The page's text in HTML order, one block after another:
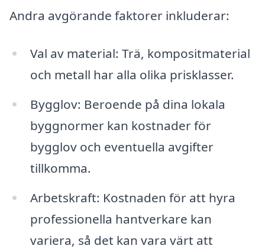
Andra avgörande faktorer inkluderar:
Val av material: Trä, kompositmaterial
och metall har alla olika prisklasser.
Bygglov: Beroende på dina lokala
byggnormer kan kostnader för
bygglov och eventuella avgifter
tillkomma.
Arbetskraft: Kostnaden för att hyra
professionella hantverkare kan
variera, så det kan vara värt att